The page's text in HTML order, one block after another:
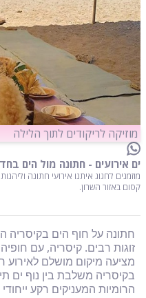
מוזיקה לריקודים לתוך הלילה
ים אירועים - חתונה מול הים
מוזמנים לחגוג איתנו אירועי חתונה
קסום באזור השרון.
חתונה על חוף הים בקיסריה
זוגות רבים. קיסריה, עם
מציעה מיקום מושלם לאירוע
בקיסריה משלבת בין נוף ים
הרומיות המעניקים רקע